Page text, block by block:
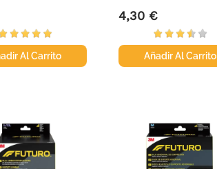
Al Carrito
Precio
4,30 €
Añadir Al Carrito